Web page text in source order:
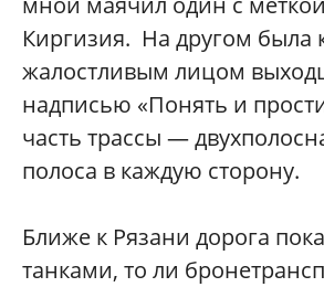
Киргизия. На другом была
жалостливым лицом
надписью «Понять и
часть трассы —
полоса в каждую сторону.
Ближе к Рязани дорога
танками, то ли